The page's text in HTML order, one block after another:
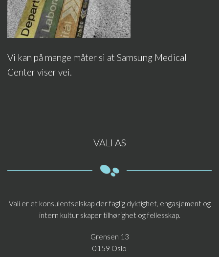
Vi kan på mange måter si at Samsung Medical
Center viser vei.
VALI AS
Vali er et konsulentselskap der faglig dyktighet, engasjement og
intern kultur skaper tilhørighet og fellesskap.
Grensen 13
0159 Oslo